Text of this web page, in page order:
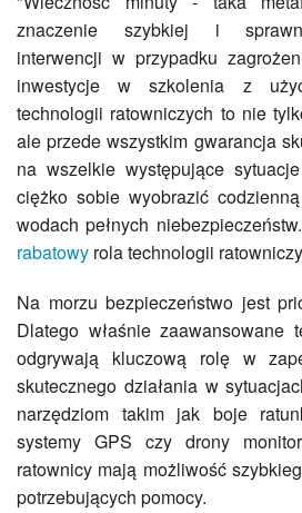
znaczenie szybkiej i
interwencji w przypadku
inwestycje w szkolenia z
technologii ratowniczych to nie
ale przede wszystkim gwarancja
na wszelkie występujące
ciężko sobie wyobrazić
wodach pełnych niebezpieczeństw.
rabatowy rola technologii
Na morzu bezpieczeństwo jest
Dlatego właśnie zaawansowane
odgrywają kluczową rolę w
skutecznego działania w
narzędziom takim jak boje
systemy GPS czy drony
ratownicy mają możliwość
potrzebujących pomocy.